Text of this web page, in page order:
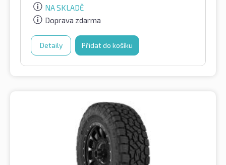
NA SKLADĚ
Doprava zdarma
Detaily Přidat do košíku